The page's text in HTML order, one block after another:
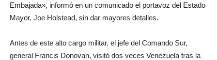
Embajada», informó en un comunicado el portavoz del Estado
Mayor, Joe Holstead, sin dar mayores detalles.
Antes de este alto cargo militar, el jefe del Comando Sur,
general Francis Donovan, visitó dos veces Venezuela tras la